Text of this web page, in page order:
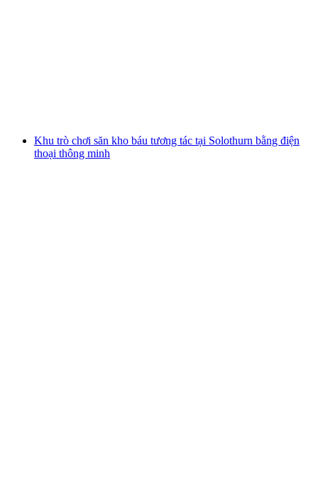
Khu trò chơi săn kho báu tương tác tại Solothurn bằng điện
thoại thông minh